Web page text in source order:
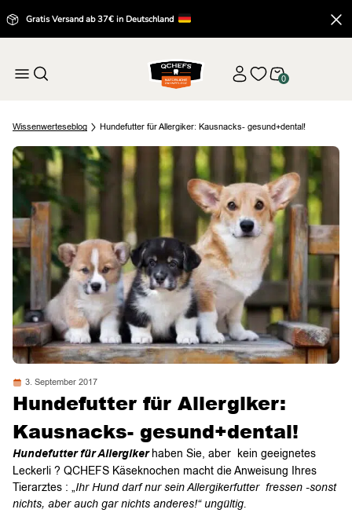
Gratis Versand ab 37€ in Deutschland
0
Wissenwerteseblog Hundefutter für Allergiker: Kausnacks- gesund+dental!
3. September 2017
Hundefutter für Allergiker:
Kausnacks- gesund+dental!
Hundefutter für Allergikerhaben Sie, aber kein geeignetes
Leckerli ? QCHEFS Käseknochen macht die Anweisung Ihres
Tierarztes : „Ihr Hund darf nur sein Allergikerfutter fressen -sonst
nichts, aber auch gar nichts anderes!“ ungültig.